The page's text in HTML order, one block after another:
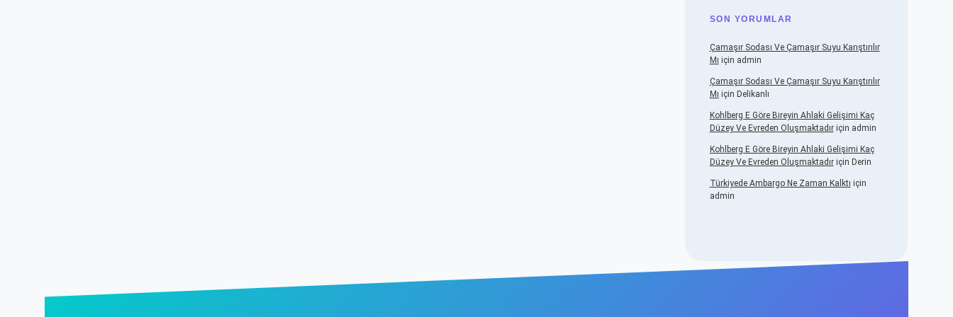
SON YORUMLAR
Çamaşır Sodası Ve Çamaşır Suyu Karıştırılır
Mı için admin
Çamaşır Sodası Ve Çamaşır Suyu Karıştırılır
Mı için Delikanlı
Kohlberg E Göre Bireyin Ahlaki Gelişimi Kaç
Düzey Ve Evreden Oluşmaktadıriçin admin
Kohlberg E Göre Bireyin Ahlaki Gelişimi Kaç
Düzey Ve Evreden Oluşmaktadıriçin Derin
Türkiyede Ambargo Ne Zaman Kalktı için
admin